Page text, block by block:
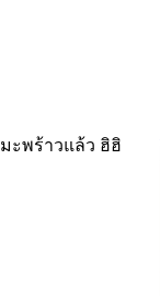
ะพร้าวแล้ว ฮิฮิ